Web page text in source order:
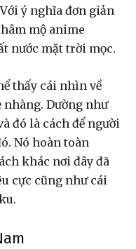
ý nghĩa đơn giản
mộ anime
nước mặt trời mọc.
thấy cái nhìn về
Dường như
đó là cách để người
Nó hoàn toàn
khác nơi đây đã
cực cũng như cái